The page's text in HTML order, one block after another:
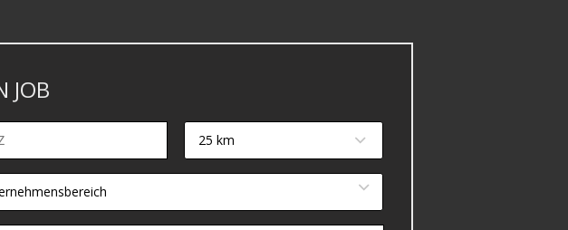
JOB
25 km